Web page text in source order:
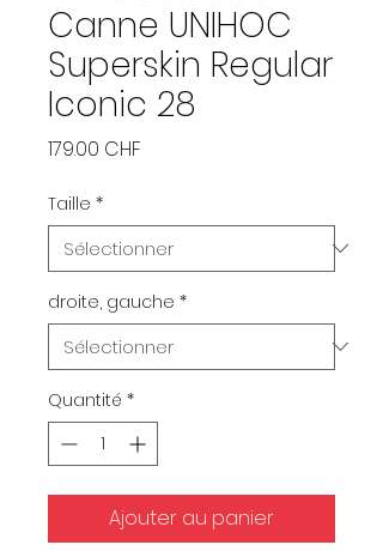
Canne UNIHOC
Superskin Regular
Iconic 28
179.00 CHF
Taille *
droite, gauche *
Quantité *
Ajouter au panier